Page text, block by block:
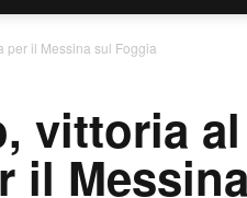
per il Messina sul Foggia
vittoria al
il